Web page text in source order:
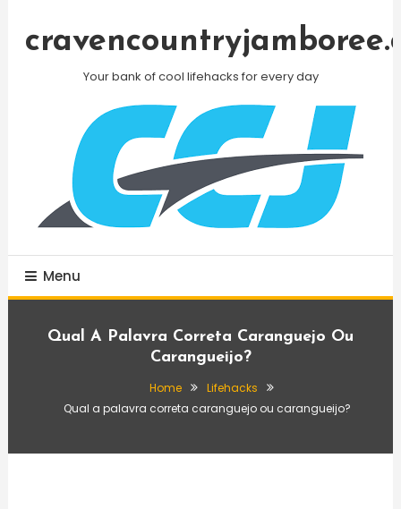
Your bank of cool lifehacks for every day
Menu
Qual A Palavra Correta Caranguejo Ou
Carangueijo?
Home
Lifehacks
Qual a palavra correta caranguejo ou carangueijo?